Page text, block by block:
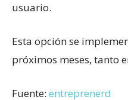
usuario.
Esta opción se
próximos meses, tanto
Fuente: entreprenerd